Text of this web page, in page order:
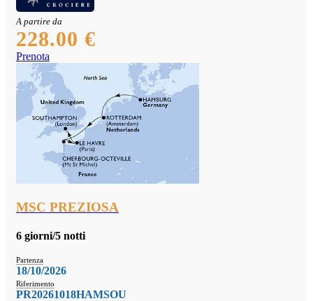
A partire da
228.00 €
Prenota
MSC PREZIOSA
6 giorni/5 notti
Partenza
18/10/2026
Riferimento
PR20261018HAMSOU